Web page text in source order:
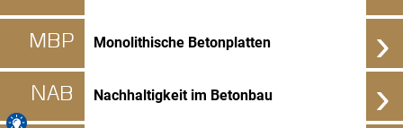
MBP Monolithische Betonplatten ›
NAB Nachhaltigkeit im Betonbau ›